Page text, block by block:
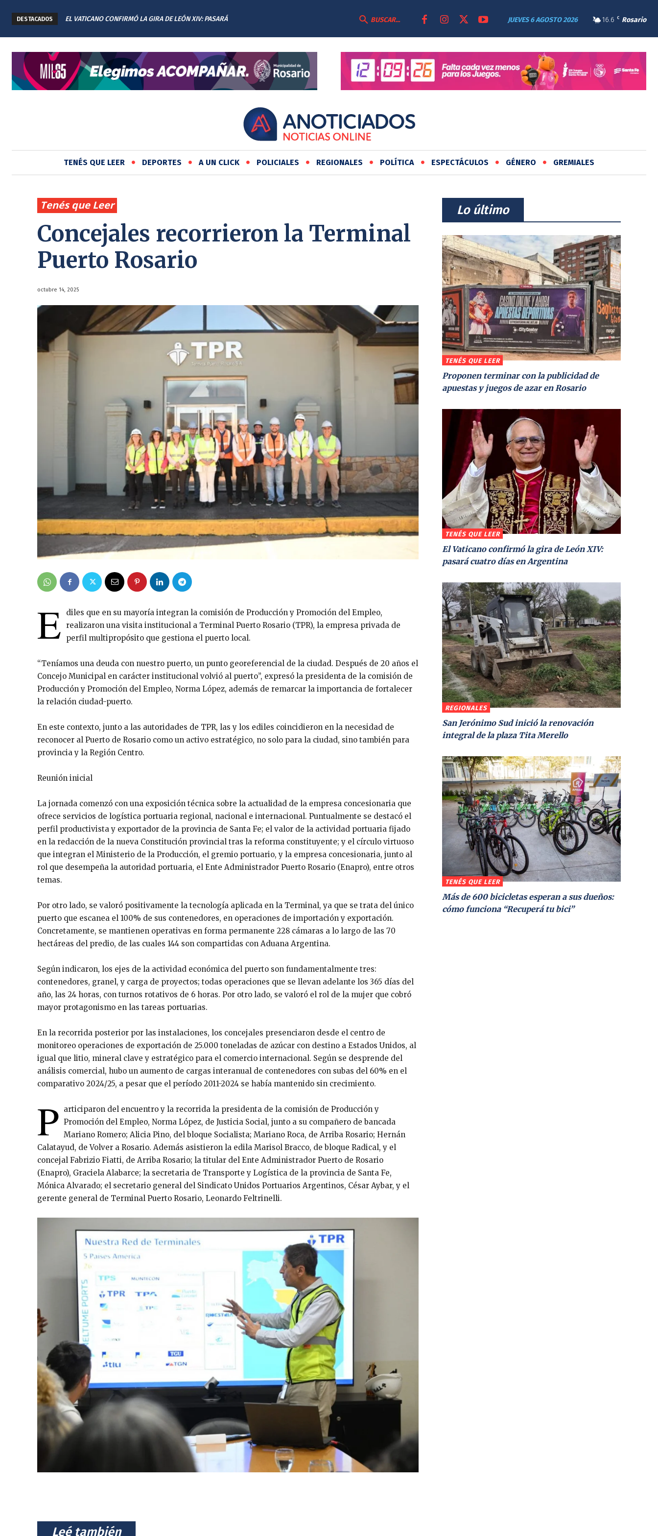
DESTACADOS
EL VATICANO CONFIRMÓ LA GIRA DE LEÓN XIV: PASARÁ
16.6 C Rosario
JUEVES 6 AGOSTO 2026
BUSCAR...
TENÉS QUE LEER DEPORTES A UN CLICK POLICIALES REGIONALES POLÍTICA ESPECTÁCULOS GÉNERO GREMIALES
Tenés que Leer
Concejales recorrieron la Terminal
Puerto Rosario
octubre 14, 2025
E
diles que en su mayoría integran la comisión de Producción y Promoción del Empleo,
realizaron una visita institucional a Terminal Puerto Rosario (TPR), la empresa privada de
perfil multipropósito que gestiona el puerto local.
“Teníamos una deuda con nuestro puerto, un punto georeferencial de la ciudad. Después de 20 años el
Concejo Municipal en carácter institucional volvió al puerto”, expresó la presidenta de la comisión de
Producción y Promoción del Empleo, Norma López, además de remarcar la importancia de fortalecer
la relación ciudad-puerto.
En este contexto, junto a las autoridades de TPR, las y los ediles coincidieron en la necesidad de
reconocer al Puerto de Rosario como un activo estratégico, no solo para la ciudad, sino también para
provincia y la Región Centro.
Reunión inicial
La jornada comenzó con una exposición técnica sobre la actualidad de la empresa concesionaria que
ofrece servicios de logística portuaria regional, nacional e internacional. Puntualmente se destacó el
perfil productivista y exportador de la provincia de Santa Fe; el valor de la actividad portuaria fijado
en la redacción de la nueva Constitución provincial tras la reforma constituyente; y el círculo virtuoso
que integran el Ministerio de la Producción, el gremio portuario, y la empresa concesionaria, junto al
rol que desempeña la autoridad portuaria, el Ente Administrador Puerto Rosario (Enapro), entre otros
temas.
Por otro lado, se valoró positivamente la tecnología aplicada en la Terminal, ya que se trata del único
puerto que escanea el 100% de sus contenedores, en operaciones de importación y exportación.
Concretamente, se mantienen operativas en forma permanente 228 cámaras a lo largo de las 70
hectáreas del predio, de las cuales 144 son compartidas con Aduana Argentina.
Según indicaron, los ejes de la actividad económica del puerto son fundamentalmente tres:
contenedores, granel, y carga de proyectos; todas operaciones que se llevan adelante los 365 días del
año, las 24 horas, con turnos rotativos de 6 horas. Por otro lado, se valoró el rol de la mujer que cobró
mayor protagonismo en las tareas portuarias.
En la recorrida posterior por las instalaciones, los concejales presenciaron desde el centro de
monitoreo operaciones de exportación de 25.000 toneladas de azúcar con destino a Estados Unidos, al
igual que litio, mineral clave y estratégico para el comercio internacional. Según se desprende del
análisis comercial, hubo un aumento de cargas interanual de contenedores con subas del 60% en el
comparativo 2024/25, a pesar que el período 2011-2024 se había mantenido sin crecimiento.
P articiparon del encuentro y la recorrida la presidenta de la comisión de Producción y
Promoción del Empleo, Norma López, de Justicia Social, junto a su compañero de bancada
Mariano Romero; Alicia Pino, del bloque Socialista; Mariano Roca, de Arriba Rosario; Hernán
Calatayud, de Volver a Rosario. Además asistieron la edila Marisol Bracco, de bloque Radical, y el
concejal Fabrizio Fiatti, de Arriba Rosario; la titular del Ente Administrador Puerto de Rosario
(Enapro), Graciela Alabarce; la secretaria de Transporte y Logística de la provincia de Santa Fe,
Mónica Alvarado; el secretario general del Sindicato Unidos Portuarios Argentinos, César Aybar, y el
gerente general de Terminal Puerto Rosario, Leonardo Feltrinelli.
⠀Leé también⠀
⠀Lo último⠀
TENÉS QUE LEER
Proponen terminar con la publicidad de
apuestas y juegos de azar en Rosario
TENÉS QUE LEER
El Vaticano confirmó la gira de León XIV:
pasará cuatro días en Argentina
REGIONALES
San Jerónimo Sud inició la renovación
integral de la plaza Tita Merello
TENÉS QUE LEER
Más de 600 bicicletas esperan a sus dueños:
cómo funciona “Recuperá tu bici”